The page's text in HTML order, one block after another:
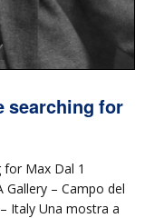
searching for
Max Dal 1
– Campo del
Italy Una mostra a